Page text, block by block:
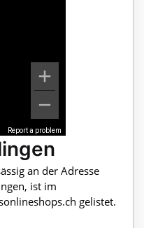
Report a problem
an der Adresse
ist im
gelistet.